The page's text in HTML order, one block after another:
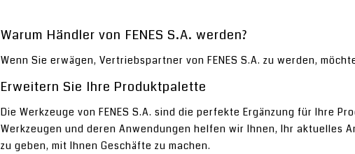
Warum Händler von FENES S.A. werden?
Wenn Sie erwägen, Vertriebspartner von FENES S.A. zu werden,
Erweitern Sie Ihre Produktpalette
Die Werkzeuge von FENES S.A. sind die perfekte Ergänzung für Ihre
Werkzeugen und deren Anwendungen helfen wir Ihnen, Ihr aktuelles
zu geben, mit Ihnen Geschäfte zu machen.